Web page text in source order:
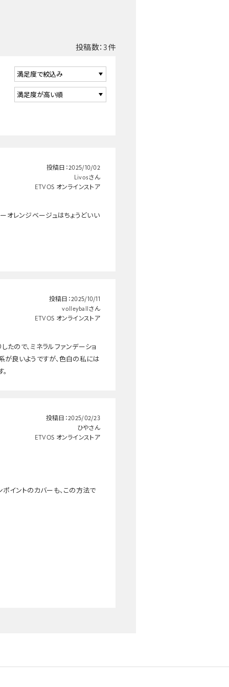
投稿数：3件
投稿日：2025/10/02
Livosさん
ETVOS オンラインストア
レンジベージュはちょうどいい
投稿日：2025/10/11
volleyballさん
ETVOS オンラインストア
たので、ミネラルファンデーショ
が良いようですが、色白の私には
投稿日：2025/02/23
ひやさん
ETVOS オンラインストア
イントのカバーも、この方法で